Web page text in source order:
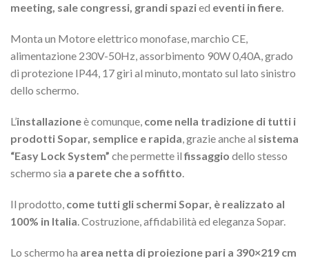
meeting, sale congressi, grandi spazied eventi in fiere.
Monta un Motore elettrico monofase, marchio CE,
alimentazione 230V-50Hz, assorbimento 90W 0,40A, grado
di protezione IP44, 17 giri al minuto, montato sul lato sinistro
dello schermo.
L’installazioneè comunque, come nella tradizione di tutti i
prodotti Sopar, semplice e rapida, grazie anche al sistema
“Easy Lock System” che permette ilfissaggio dello stesso
schermo sia a parete che a soffitto.
Il prodotto, come tutti gli schermi Sopar, è realizzato al
100% in Italia. Costruzione, affidabilità ed eleganza Sopar.
Lo schermo ha area netta di proiezione pari a 390×219 cm